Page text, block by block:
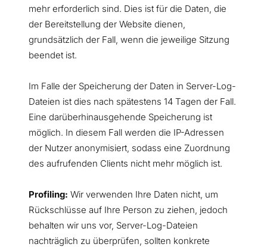
mehr erforderlich sind. Dies ist für die Daten, die
der Bereitstellung der Website dienen,
grundsätzlich der Fall, wenn die jeweilige Sitzung
beendet ist.
Im Falle der Speicherung der Daten in Server-Log-
Dateien ist dies nach spätestens 14 Tagen der Fall.
Eine darüberhinausgehende Speicherung ist
möglich. In diesem Fall werden die IP-Adressen
der Nutzer anonymisiert, sodass eine Zuordnung
des aufrufenden Clients nicht mehr möglich ist.
Profiling: Wir verwenden Ihre Daten nicht, um
Rückschlüsse auf Ihre Person zu ziehen, jedoch
behalten wir uns vor, Server-Log-Dateien
nachträglich zu überprüfen, sollten konkrete